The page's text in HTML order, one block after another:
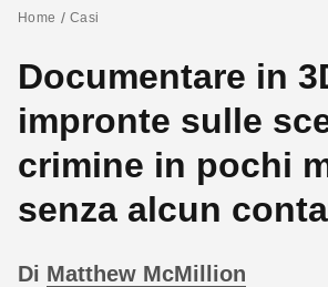
Home Casi
Documentare in
impronte sulle
crimine in pochi
senza alcun
Di Matthew McMillion